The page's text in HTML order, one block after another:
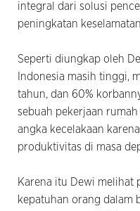
integral dari solusi
peningkatan
Seperti diungkap oleh
Indonesia masih tinggi,
tahun, dan 60%
sebuah pekerjaan
angka kecelakaan
produktivitas di masa
Karena itu Dewi melihat
kepatuhan orang dalam